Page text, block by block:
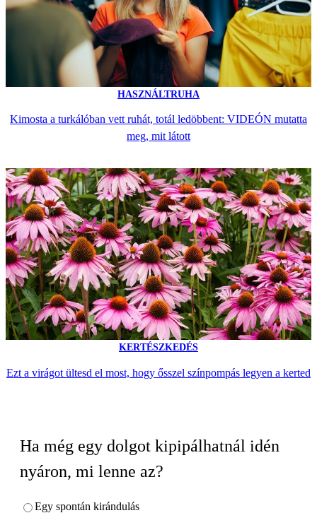
HASZNÁLTRUHA
Kimosta a turkálóban vett ruhát, totál ledöbbent: VIDEÓN mutatta
meg, mit látott
KERTÉSZKEDÉS
Ezt a virágot ültesd el most, hogy ősszel színpompás legyen a kerted
Ha még egy dolgot kipipálhatnál idén
nyáron, mi lenne az?
Egy spontán kirándulás